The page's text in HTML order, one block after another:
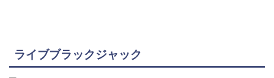
ライブブラックジャック